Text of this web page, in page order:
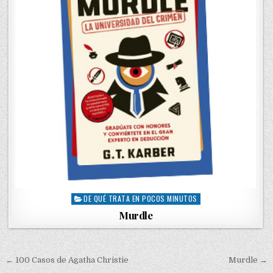
P
t
e
d
DE QUÉ TRATA EN POCOS MINUTOS
Murdle
← 100 Casos de Agatha Christie Murdle →